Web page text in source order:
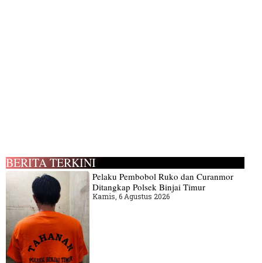
BERITA TERKINI
Pelaku Pembobol Ruko dan Curanmor
Ditangkap Polsek Binjai Timur
Kamis, 6 Agustus 2026